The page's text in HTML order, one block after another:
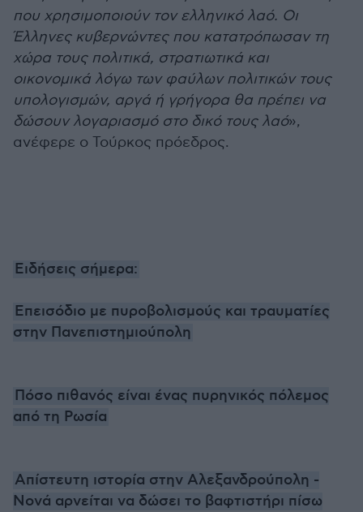
που χρησιμοποιούν τον ελληνικό λαό. Οι
Έλληνες κυβερνώντες που κατατρόπωσαν τη
χώρα τους πολιτικά, στρατιωτικά και
οικονομικά λόγω των φαύλων πολιτικών τους
υπολογισμών, αργά ή γρήγορα θα πρέπει να
δώσουν λογαριασμό στο δικό τους λαό»,
ανέφερε ο Τούρκος πρόεδρος.
Ειδήσεις σήμερα:
Επεισόδιο με πυροβολισμούς και τραυματίες
στην Πανεπιστημιούπολη
Πόσο πιθανός είναι ένας πυρηνικός πόλεμος
από τη Ρωσία
Απίστευτη ιστορία στην Αλεξανδρούπολη -
Νονά αρνείται να δώσει το βαφτιστήρι πίσω